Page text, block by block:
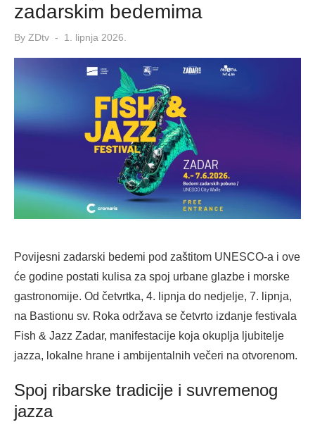
zadarskim bedemima
By ZDtv
Posted
1. lipnja 2026.
Povijesni zadarski bedemi pod zaštitom UNESCO-a i ove
će godine postati kulisa za spoj urbane glazbe i morske
gastronomije. Od četvrtka, 4. lipnja do nedjelje, 7. lipnja,
na Bastionu sv. Roka održava se četvrto izdanje festivala
Fish & Jazz Zadar, manifestacije koja okuplja ljubitelje
jazza, lokalne hrane i ambijentalnih večeri na otvorenom.
Spoj ribarske tradicije i suvremenog
jazza